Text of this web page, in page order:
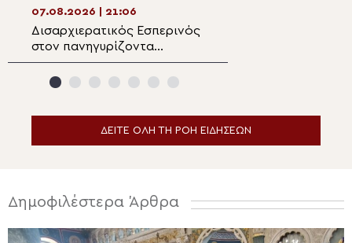
07.08.2026 | 21:06
Δισαρχιερατικός Εσπερινός
στον πανηγυρίζοντα
Μητροπολιτικό Ναό της
Μεταμορφώσεως του
ΔΕΙΤΕ ΟΛΗ ΤΗ ΡΟΗ ΕΙΔΗΣΕΩΝ
Δημοφιλέστερα Άρθρα